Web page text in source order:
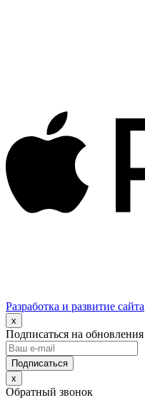
Разработка и развитие сайта
x
Подписаться на обновления
x
Обратный звонок